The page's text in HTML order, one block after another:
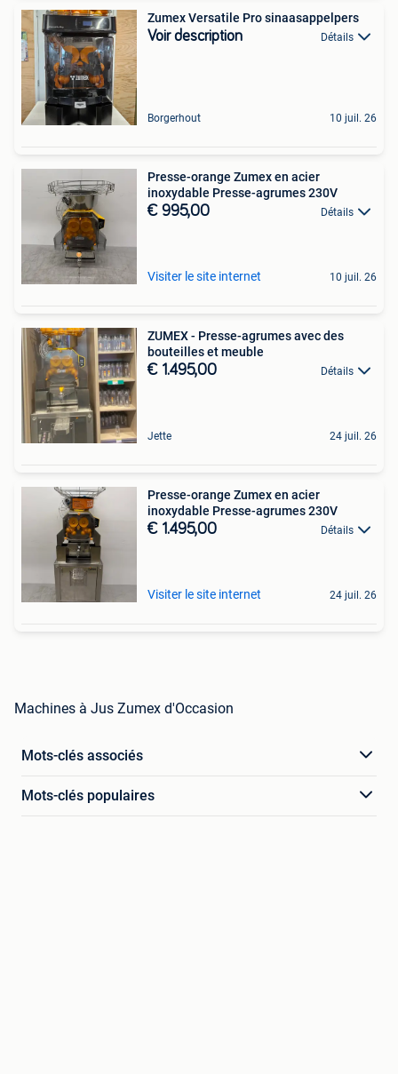
Zumex Versatile Pro sinaasappelpers
Voir description Détails
Borgerhout 10 juil. 26
Presse-orange Zumex en acier
inoxydable Presse-agrumes 230V
€ 995,00 Détails
Visiter le site internet 10 juil. 26
ZUMEX - Presse-agrumes avec des
bouteilles et meuble
€ 1.495,00 Détails
Jette 24 juil. 26
Presse-orange Zumex en acier
inoxydable Presse-agrumes 230V
€ 1.495,00 Détails
Visiter le site internet 24 juil. 26
Machines à Jus Zumex d'Occasion
Mots-clés associés
Mots-clés populaires